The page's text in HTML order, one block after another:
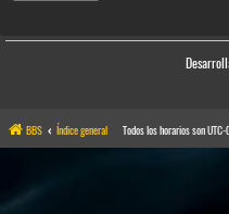
BBS Índice general Todos los horarios son